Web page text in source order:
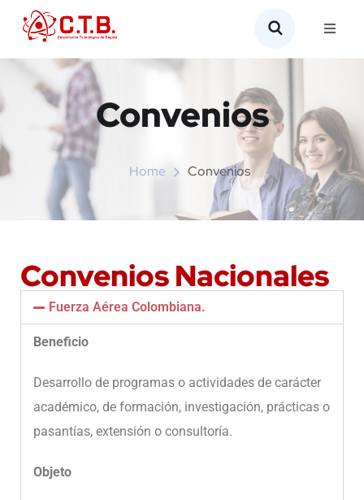
Convenios
Home Convenios
Convenios Nacionales
Fuerza Aérea Colombiana.
Beneficio
Desarrollo de programas o actividades de carácter
académico, de formación, investigación, prácticas o
pasantías, extensión o consultoría.
Objeto